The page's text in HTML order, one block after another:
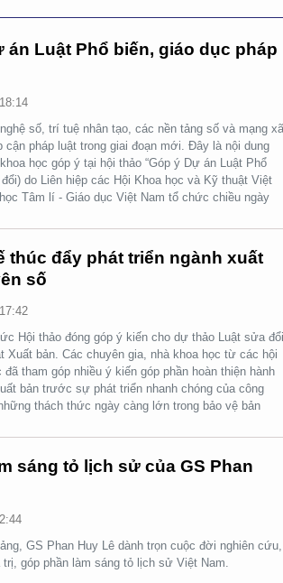
án Luật Phổ biến, giáo dục pháp
số, trí tuệ nhân tạo, các nền tảng số và mạng
cận pháp luật trong giai đoạn mới. Đây là nội dung
học góp ý tại hội thảo “Góp ý Dự án Luật Phổ
do Liên hiệp các Hội Khoa học và Kỹ thuật Việt
Tâm lí - Giáo dục Việt Nam tổ chức chiều ngày
thúc đẩy phát triển ngành xuất
số
Hội thảo đóng góp ý kiến cho dự thảo Luật sửa
Xuất bản. Các chuyên gia, nhà khoa học từ các hội
tham góp nhiều ý kiến góp phần hoàn thiện hành
bản trước sự phát triển nhanh chóng của công
thách thức ngày càng lớn trong bảo vệ bản
sáng tỏ lịch sử của GS Phan
GS Phan Huy Lê dành trọn cuộc đời nghiên cứu,
góp phần làm sáng tỏ lịch sử Việt Nam.